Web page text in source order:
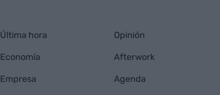
Última hora
Economía
Empresa
Opinión
Afterwork
Agenda